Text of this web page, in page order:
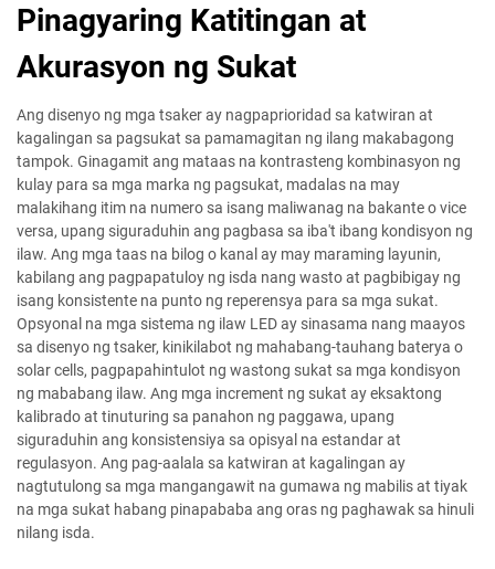
Pinagyaring Katitingan at
Akurasyon ng Sukat
Ang disenyo ng mga tsaker ay nagpaprioridad sa katwiran at
kagalingan sa pagsukat sa pamamagitan ng ilang makabagong
tampok. Ginagamit ang mataas na kontrasteng kombinasyon ng
kulay para sa mga marka ng pagsukat, madalas na may
malakihang itim na numero sa isang maliwanag na bakante o vice
versa, upang siguraduhin ang pagbasa sa iba't ibang kondisyon ng
ilaw. Ang mga taas na bilog o kanal ay may maraming layunin,
kabilang ang pagpapatuloy ng isda nang wasto at pagbibigay ng
isang konsistente na punto ng reperensya para sa mga sukat.
Opsyonal na mga sistema ng ilaw LED ay sinasama nang maayos
sa disenyo ng tsaker, kinikilabot ng mahabang-tauhang baterya o
solar cells, pagpapahintulot ng wastong sukat sa mga kondisyon
ng mababang ilaw. Ang mga increment ng sukat ay eksaktong
kalibrado at tinuturing sa panahon ng paggawa, upang
siguraduhin ang konsistensiya sa opisyal na estandar at
regulasyon. Ang pag-aalala sa katwiran at kagalingan ay
nagtutulong sa mga mangangawit na gumawa ng mabilis at tiyak
na mga sukat habang pinapababa ang oras ng paghawak sa hinuli
nilang isda.